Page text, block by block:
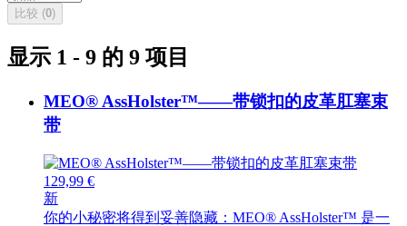
比较 (0)
显示 1 - 9 的 9 项目
MEO® AssHolster™——带锁扣的皮革肛塞束
带
129,99 €
新
你的小秘密将得到妥善隐藏：MEO® AssHolster™ 是一